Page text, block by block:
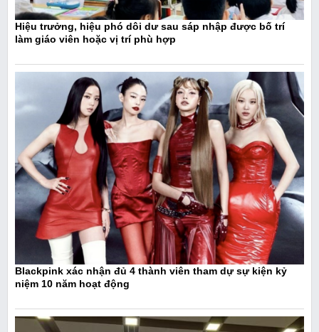
Hiệu trưởng, hiệu phó dôi dư sau sáp nhập được bố trí
làm giáo viên hoặc vị trí phù hợp
Blackpink xác nhận đủ 4 thành viên tham dự sự kiện kỷ
niệm 10 năm hoạt động